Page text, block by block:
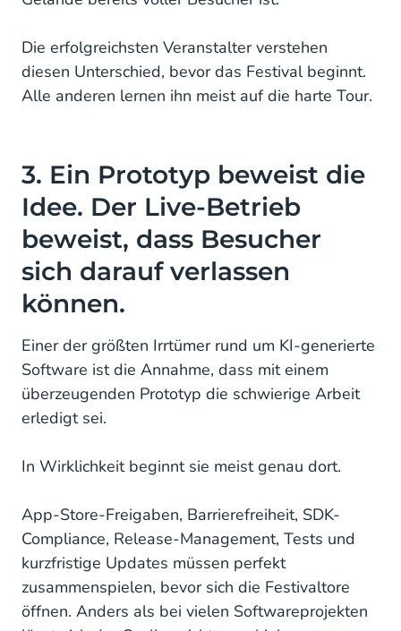
Die erfolgreichsten Veranstalter verstehen
diesen Unterschied, bevor das Festival beginnt.
Alle anderen lernen ihn meist auf die harte Tour.
3. Ein Prototyp beweist die
Idee. Der Live-Betrieb
beweist, dass Besucher
sich darauf verlassen
können.
Einer der größten Irrtümer rund um KI-generierte
Software ist die Annahme, dass mit einem
überzeugenden Prototyp die schwierige Arbeit
erledigt sei.
In Wirklichkeit beginnt sie meist genau dort.
App-Store-Freigaben, Barrierefreiheit, SDK-
Compliance, Release-Management, Tests und
kurzfristige Updates müssen perfekt
zusammenspielen, bevor sich die Festivaltore
öffnen. Anders als bei vielen Softwareprojekten